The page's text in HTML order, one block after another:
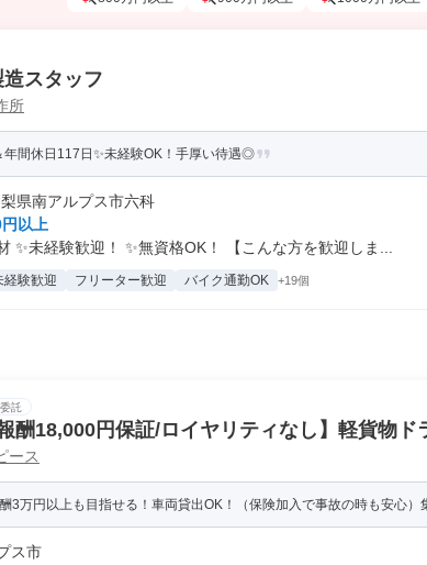
スタッフ
所
年間休日117日✨未経験OK！手厚い待遇◎
県南アルプス市六科
以上
✨未経験歓迎！ ✨無資格OK！ 【こんな方を歓迎しま...
経験歓迎 フリーター歓迎 バイク通勤OK +19個
託
酬18,000円保証/ロイヤリティなし】軽貨物ド
ース
3万円以上も目指せる！車両貸出OK！（保険加入で事故の時も安心）
ス市